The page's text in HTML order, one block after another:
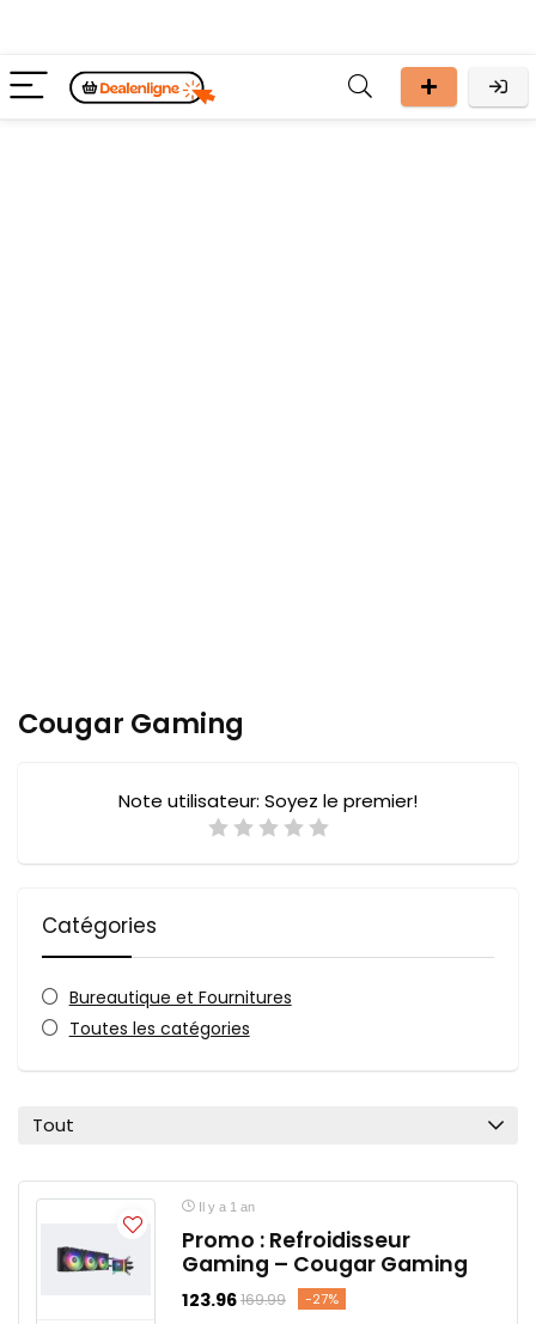
Cougar Gaming
Note utilisateur: Soyez le premier!
Catégories
Bureautique et Fournitures
Toutes les catégories
Tout
Il y a 1 an
Promo : Refroidisseur
Gaming – Cougar Gaming
123.96169.99 -27%